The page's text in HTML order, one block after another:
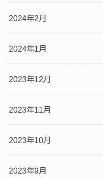
2024年2月
2024年1月
2023年12月
2023年11月
2023年10月
2023年9月